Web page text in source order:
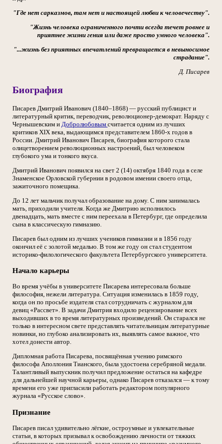
"Где нет сарказмов, там нет и настоящей любви к человечеству".
"Жизнь человека ограниченного почти всегда течет ровнее и
приятнее жизни гения или даже просто умного человека".
"...жизнь без приятных впечатлений превращается в невыносимое
страдание".
Д. Писарев
Биография
Писарев Дмитрий Иванович (1840–1868) — русский публицист и
литературный критик, переводчик, революционер-демократ. Наряду с
Чернышевским и Добролюбовым считается одним из лучших
критиков XIX века, выдающимся представителем 1860-х годов в
России. Дмитрий Иванович Писарев, биография которого стала
олицетворением революционных настроений, был человеком
глубокого ума и тонкого вкуса.
Дмитрий Иванович появился на свет 2 (14) октября 1840 года в селе
Знаменское Орловской губернии в родовом имении своего отца,
зажиточного помещика.
До 12 лет мальчик получал образование на дому. С ним занималась
мать, приходили учителя. Когда же Дмитрию исполнилось
двенадцать, мать вместе с ним переехала в Петербург, где определила
сына в классическую гимназию.
Писарев был одним из лучших учеников гимназии и в 1856 году
окончил её с золотой медалью. В том же году он стал студентом
историко-филологического факультета Петербургского университета.
Начало карьеры
Во время учёбы в университете Писарева интересовала больше
философия, нежели литература. Ситуация изменилась в 1859 году,
когда он по просьбе издателя стал сотрудничать с журналом для
девиц «Рассвет». В задачи Дмитрия входило рецензирование всех
выходивших в то время литературных произведений. Он старался не
только в интересном свете представлять читательницам литературные
новинки, но глубоко анализировать их, выявлять самое важное, что
хотел донести автор.
Дипломная работа Писарева, посвящённая учению римского
философа Аполлония Тианского, была удостоена серебряной медали.
Талантливый выпускник получил предложение остаться на кафедре
для дальнейшей научной карьеры, однако Писарев отказался — к тому
времени его уже пригласили работать редактором популярного
журнала «Русское слово».
Признание
Писарев писал удивительно лёгкие, остроумные и увлекательные
статьи, в которых призывал к освобождению личности от тяжких